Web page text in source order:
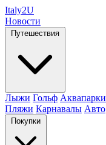
Italy2U
Новости
Путешествия
Лыжи Гольф Аквапарки
Пляжи Карнавалы Авто
Покупки